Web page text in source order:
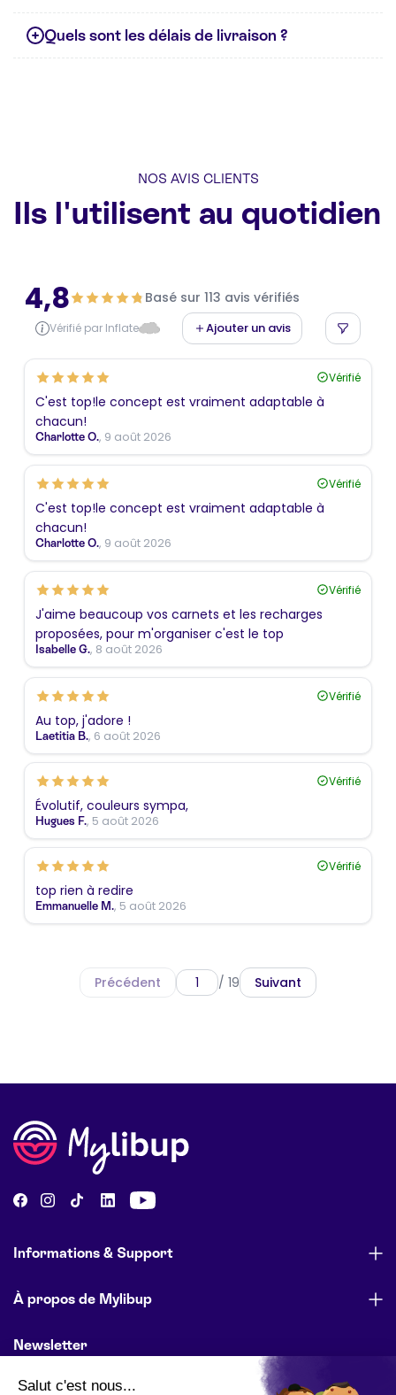
Quels sont les délais de livraison ?
NOS AVIS CLIENTS
Ils l'utilisent au quotidien
4,8 Basé sur 113 avis vérifiés
Vérifié par Inflate Ajouter un avis
Vérifié
C'est top!le concept est vraiment adaptable à
chacun!
Charlotte O., 9 août 2026
Vérifié
C'est top!le concept est vraiment adaptable à
chacun!
Charlotte O., 9 août 2026
Vérifié
J'aime beaucoup vos carnets et les recharges
proposées, pour m'organiser c'est le top
Isabelle G., 8 août 2026
Vérifié
Au top, j'adore !
Laetitia B., 6 août 2026
Vérifié
Évolutif, couleurs sympa,
Hugues F., 5 août 2026
Vérifié
top rien à redire
Emmanuelle M., 5 août 2026
Précédent / 19 Suivant
Informations & Support
À propos de Mylibup
Newsletter
Abonnez-vous pour être informé des lancements de produits,